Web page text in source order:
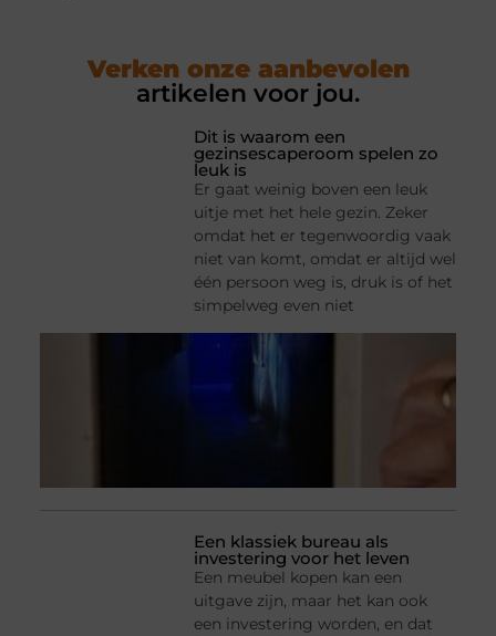
Verken onze aanbevolen
artikelen voor jou.
Dit is waarom een
gezinsescaperoom spelen zo
leuk is
Er gaat weinig boven een leuk
uitje met het hele gezin. Zeker
omdat het er tegenwoordig vaak
niet van komt, omdat er altijd wel
één persoon weg is, druk is of het
simpelweg even niet
Een klassiek bureau als
investering voor het leven
Een meubel kopen kan een
uitgave zijn, maar het kan ook
een investering worden, en dat